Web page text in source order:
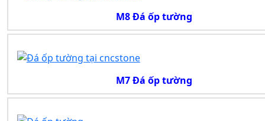
M8 Đá ốp tường
M7 Đá ốp tường